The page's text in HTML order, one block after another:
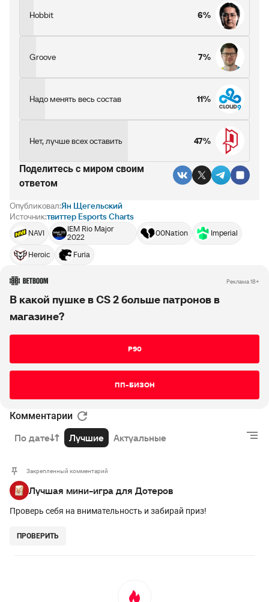
Hobbit 6%
Groove 7%
Надо менять весь состав 11%
Нет, лучше всех оставить 47%
Поделитесь c миром своим
ответом
Опубликовал:Ян Щегельский
Источник:твиттер Esports Charts
NAVI
IEM Rio Major
2022
00Nation Imperial
Heroic Furia
Реклама 18+
В какой пушке в CS 2 больше патронов в
магазине?
P90
ПП-БИЗОН
Комментарии
По дате Лучшие Актуальные
Закрепленный комментарий
Лучшая мини-игра для Дотеров
Проверь себя на внимательность и забирай приз!
ПРОВЕРИТЬ